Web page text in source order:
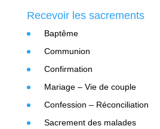
Recevoir les sacrements
Baptême
Communion
Confirmation
Mariage – Vie de couple
Confession – Réconciliation
Sacrement des malades